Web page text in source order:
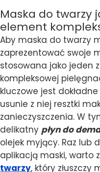
Maska do twarzy
element
Aby maska do twarzy
zaprezentować swoje
stosowana jako jeden
kompleksowej
kluczowe jest dokładne
usunie z niej resztki
zanieczyszczenia. W
delikatny płyn do
olejek myjący. Raz lub
aplikacją maski, warto
twarzy, który złuszczy